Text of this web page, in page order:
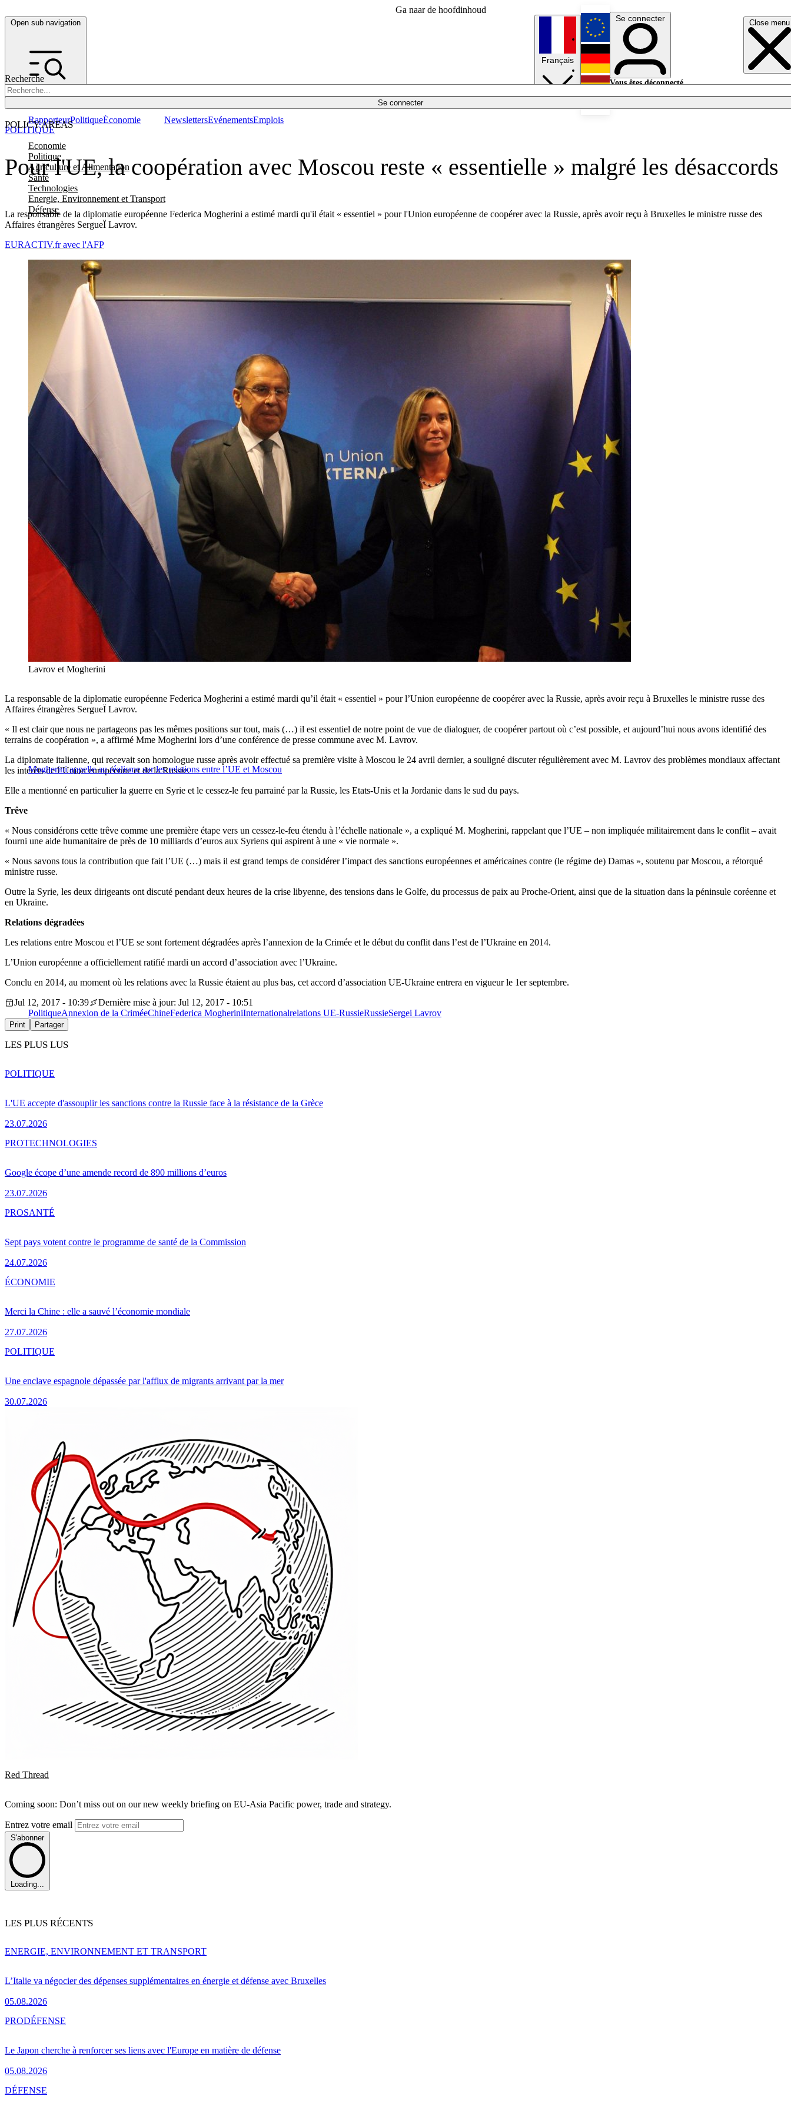
Ga naar de hoofdinhoud
Open sub navigation Close menu
Recherche
Se connecter
POLICY AREAS
Economie
Politique
Agriculture et Alimentation
Santé
Technologies
Energie, Environnement et Transport
Défense
RapporteurPolitiqueÉconomie NewslettersEvénementsEmplois
Français
English
Deutsch
Se connecter
Vous êtes déconnecté.
Pour l'UE, la coopération avec Moscou reste « essentielle » malgré les désaccords
La responsable de la diplomatie européenne Federica Mogherini a estimé mardi qu'il était « essentiel » pour l'Union européenne de coopérer avec la Russie, après avoir reçu à Bruxelles le ministre russe des
Affaires étrangères SergueÏ Lavrov.
POLITIQUE
EURACTIV.fr avec l'AFP
Lavrov et Mogherini
La responsable de la diplomatie européenne Federica Mogherini a estimé mardi qu’il était « essentiel » pour l’Union européenne de coopérer avec la Russie, après avoir reçu à Bruxelles le ministre russe des
Affaires étrangères SergueÏ Lavrov.
« Il est clair que nous ne partageons pas les mêmes positions sur tout, mais (…) il est essentiel de notre point de vue de dialoguer, de coopérer partout où c’est possible, et aujourd’hui nous avons identifié des
terrains de coopération », a affirmé Mme Mogherini lors d’une conférence de presse commune avec M. Lavrov.
Mogherini appelle au réalisme sur les relations entre l’UE et Moscou
La diplomate italienne, qui recevait son homologue russe après avoir effectué sa première visite à Moscou le 24 avril dernier, a souligné discuter régulièrement avec M. Lavrov des problèmes mondiaux affectant
les intérêts de l’Union européenne et de la Russie.
Elle a mentionné en particulier la guerre en Syrie et le cessez-le feu parrainé par la Russie, les Etats-Unis et la Jordanie dans le sud du pays.
Trêve
« Nous considérons cette trêve comme une première étape vers un cessez-le-feu étendu à l’échelle nationale », a expliqué M. Mogherini, rappelant que l’UE – non impliquée militairement dans le conflit – avait
fourni une aide humanitaire de près de 10 milliards d’euros aux Syriens qui aspirent à une « vie normale ».
« Nous savons tous la contribution que fait l’UE (…) mais il est grand temps de considérer l’impact des sanctions européennes et américaines contre (le régime de) Damas », soutenu par Moscou, a rétorqué
ministre russe.
Outre la Syrie, les deux dirigeants ont discuté pendant deux heures de la crise libyenne, des tensions dans le Golfe, du processus de paix au Proche-Orient, ainsi que de la situation dans la péninsule coréenne et
en Ukraine.
Relations dégradées
Les relations entre Moscou et l’UE se sont fortement dégradées après l’annexion de la Crimée et le début du conflit dans l’est de l’Ukraine en 2014.
L’Union européenne a officiellement ratifié mardi un accord d’association avec l’Ukraine.
Conclu en 2014, au moment où les relations avec la Russie étaient au plus bas, cet accord d’association UE-Ukraine entrera en vigueur le 1er septembre.
Jul 12, 2017 - 10:39
Dernière mise à jour: Jul 12, 2017 - 10:51
PolitiqueAnnexion de la CriméeChineFederica MogheriniInternationalrelations UE-RussieRussieSergei Lavrov
Print Partager
LES PLUS LUS
L'UE accepte d'assouplir les sanctions contre la Russie face à la résistance de la Grèce
23.07.2026
POLITIQUE
Google écope d’une amende record de 890 millions d’euros
23.07.2026
PROTECHNOLOGIES
Sept pays votent contre le programme de santé de la Commission
24.07.2026
PROSANTÉ
Merci la Chine : elle a sauvé l’économie mondiale
27.07.2026
ÉCONOMIE
Une enclave espagnole dépassée par l'afflux de migrants arrivant par la mer
30.07.2026
POLITIQUE
Red Thread
Coming soon: Don’t miss out on our new weekly briefing on EU-Asia Pacific power, trade and strategy.
Entrez votre email
S'abonner
Loading...
LES PLUS RÉCENTS
L’Italie va négocier des dépenses supplémentaires en énergie et défense avec Bruxelles
05.08.2026
ENERGIE, ENVIRONNEMENT ET TRANSPORT
Le Japon cherche à renforcer ses liens avec l'Europe en matière de défense
05.08.2026
PRODÉFENSE
DÉFENSE